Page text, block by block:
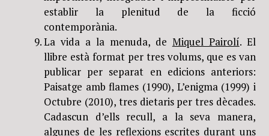
establir la plenitud de la ficció
contemporània.
La vida a la menuda, de Miquel Pairolí. El
llibre està format per tres volums, que es van
publicar per separat en edicions anteriors:
Paisatge amb flames (1990), L’enigma (1999) i
Octubre (2010), tres dietaris per tres dècades.
Cadascun d’ells recull, a la seva manera,
algunes de les reflexions escrites durant uns